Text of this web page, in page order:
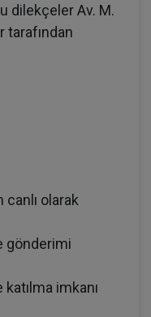
dilekçeler Av. M.
tarafından
olarak
gönderimi
imkanı